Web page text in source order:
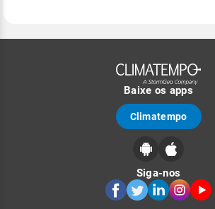
Baixe os apps
Climatempo
Siga-nos